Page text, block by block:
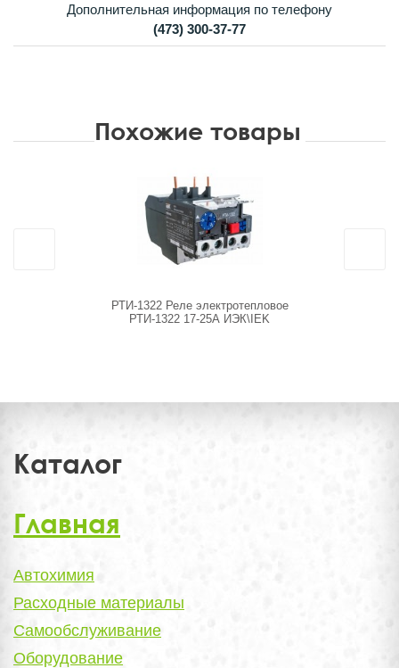
Дополнительная информация по телефону
(473) 300-37-77
Похожие товары
РТИ-1322 Реле электротепловое
РТИ-1322 17-25А ИЭК\IEK
Каталог
Главная
Автохимия
Расходные материалы
Самообслуживание
Оборудование